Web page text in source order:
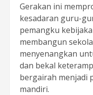
Gerakan ini
kesadaran guru-
pemangku
membangun
menyenangkan
dan bekal
bergairah menjadi
mandiri.